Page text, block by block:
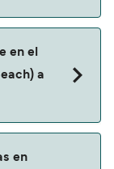
y descuentos
con:
en el
a
en